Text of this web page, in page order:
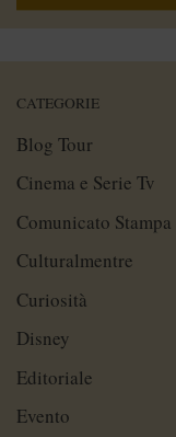
CATEGORIE
Blog Tour
Cinema e Serie Tv
Comunicato Stampa
Culturalmentre
Curiosità
Disney
Editoriale
Evento